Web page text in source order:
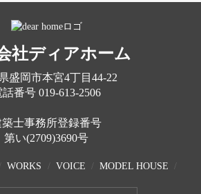
社ディアホーム
盛岡市本宮4丁目44-22
話番号 019-613-2506
築士事務所登録番号
第い(2709)3690号
WORKS VOICE MODEL HOUSE